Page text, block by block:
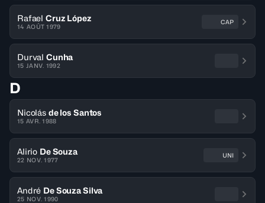
Rafael Cruz López
14 AOÛT 1979
CAP
Durval Cunha
15 JANV. 1992
D
Nicolás de los Santos
15 AVR. 1988
Alirio De Souza
22 NOV. 1977
UNI
André De Souza Silva
25 NOV. 1990